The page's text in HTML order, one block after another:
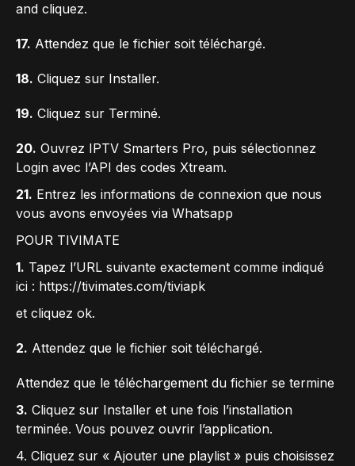
and cliquez.
17. Attendez que le fichier soit téléchargé.
18. Cliquez sur Installer.
19. Cliquez sur Terminé.
20. Ouvrez IPTV Smarters Pro, puis sélectionnez
Login avec l’API des codes Xtream.
21. Entrez les informations de connexion que nous
vous avons envoyées via Whatsapp
POUR TIVIMATE
1. Tapez l’URL suivante exactement comme indiqué
ici : https://tivimates.com/tiviapk
et cliquez ok.
2. Attendez que le fichier soit téléchargé.
Attendez que le téléchargement du fichier se termine
3. Cliquez sur Installer et une fois l’installation
terminée. Vous pouvez ouvrir l’application.
4. Cliquez sur « Ajouter une playlist » puis choisissez